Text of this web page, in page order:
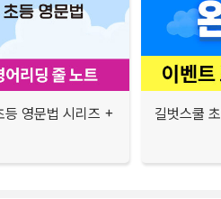
등 영문법 시리즈 +
길벗스쿨